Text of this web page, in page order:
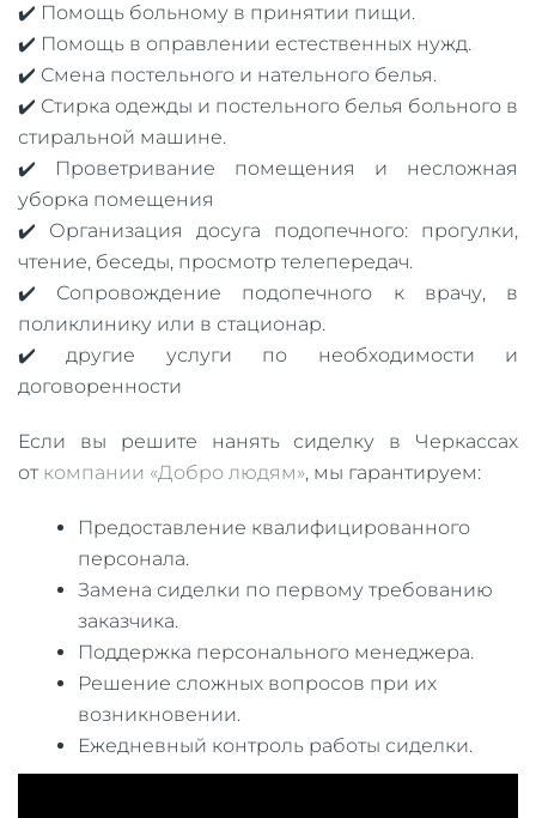
✔️ Помощь больному в принятии пищи.
✔️ Помощь в оправлении естественных нужд.
✔️ Смена постельного и нательного белья.
✔️ Стирка одежды и постельного белья больного в
стиральной машине.
✔️ Проветривание помещения и несложная
уборка помещения
✔️ Организация досуга подопечного: прогулки,
чтение, беседы, просмотр телепередач.
✔️ Сопровождение подопечного к врачу, в
поликлинику или в стационар.
✔️ другие услуги по необходимости и
договоренности
Если вы решите нанять сиделку в Черкассах
от компании «Добро людям», мы гарантируем:
Предоставление квалифицированного
персонала.
Замена сиделки по первому требованию
заказчика.
Поддержка персонального менеджера.
Решение сложных вопросов при их
возникновении.
Ежедневный контроль работы сиделки.